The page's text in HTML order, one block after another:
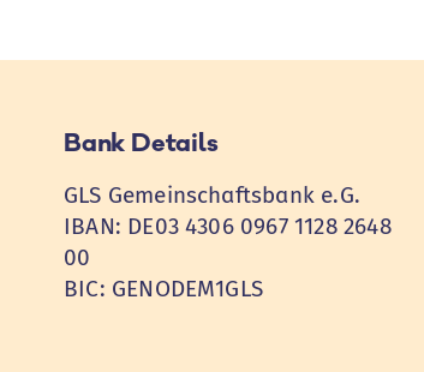
Bank Details
GLS Gemeinschaftsbank e.G.
IBAN: DE03 4306 0967 1128 2648
00
BIC: GENODEM1GLS